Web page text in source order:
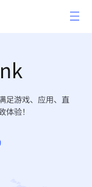
足游戏、应用、直
验！